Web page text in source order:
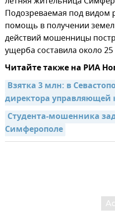
Подозреваемая под видом
помощь в получении
действий мошенницы
ущерба составила около
Читайте также на РИА
Взятка 3 млн: в
директора
Студента-мошенника
Симферополе